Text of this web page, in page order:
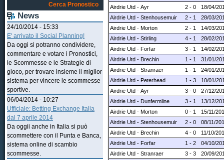
Airdrie Utd - Ayr
2 - 0
18/04/
Airdrie Utd - Stenhousemuir
2 - 1
28/03/
Airdrie Utd - Morton
2 - 1
14/03/
Airdrie Utd - Stirling
4 - 1
28/02/
Airdrie Utd - Forfar
3 - 1
14/02/
Airdrie Utd - Brechin
1 - 1
31/01/
Airdrie Utd - Stranraer
1 - 1
24/01/
Airdrie Utd - Peterhead
1 - 3
10/01/
Airdrie Utd - Ayr
3 - 0
27/12/
Airdrie Utd - Dunfermline
3 - 1
13/12/
Airdrie Utd - Morton
0 - 1
15/11/
Airdrie Utd - Stenhousemuir
2 - 0
08/11/
Airdrie Utd - Brechin
4 - 0
11/10/
Airdrie Utd - Forfar
1 - 2
04/10/
Airdrie Utd - Stranraer
3 - 3
20/09/
Cerca Pronostico
News
24/10/2014 - 15:33
E' arrivato il Social Planning!
Da oggi si potranno condividere,
commentare e votare i Pronostici,
le Scommesse e le Strategie di
gioco, per trovare insieme il miglior
sistema per vincere le scommesse
sportive.
06/04/2014 - 10:27
Ufficiale: Betting Exchange Italia
dal 7 aprile 2014
Da oggii anche in Italia si può
scommettere con il Punta e Banca,
sistema online di scambio
scommesse.